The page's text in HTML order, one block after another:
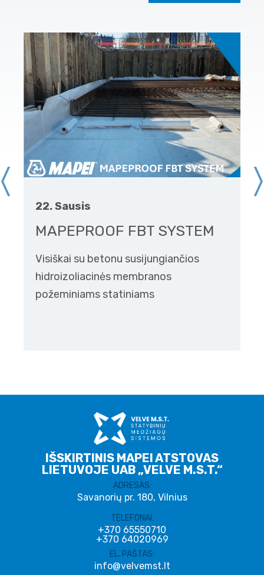
22. Sausis
MAPEPROOF FBT SYSTEM
Visiškai su betonu susijungiančios
hidroizoliacinės membranos
požeminiams statiniams
IŠSKIRTINIS MAPEI ATSTOVAS
LIETUVOJE UAB „VELVE M.S.T.“
ADRESAS:
Savanorių pr. 180, Vilnius
TELEFONAI:
+370 65550710
+370 64020969
EL. PAŠTAS:
info@velvemst.lt